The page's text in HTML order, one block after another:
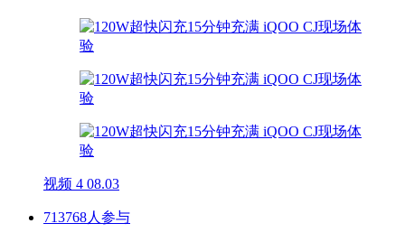
视频 4 08.03
713768人参与